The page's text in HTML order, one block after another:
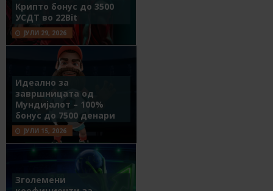
Крипто бонус до 3500
УСДТ во 22Bit
ЈУЛИ 29, 2026
Идеално за
завршницата од
Мундијалот – 100%
бонус до 7500 денари
ЈУЛИ 15, 2026
Зголемени